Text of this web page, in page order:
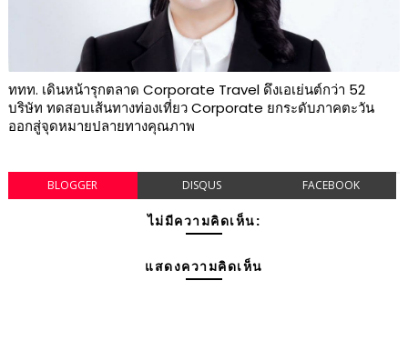
ททท. เดินหน้ารุกตลาด Corporate Travel ดึงเอเย่นต์กว่า 52
บริษัท ทดสอบเส้นทางท่องเที่ยว Corporate ยกระดับภาคตะวัน
ออกสู่จุดหมายปลายทางคุณภาพ
BLOGGER DISQUS FACEBOOK
ไม่มีความคิดเห็น:
แสดงความคิดเห็น